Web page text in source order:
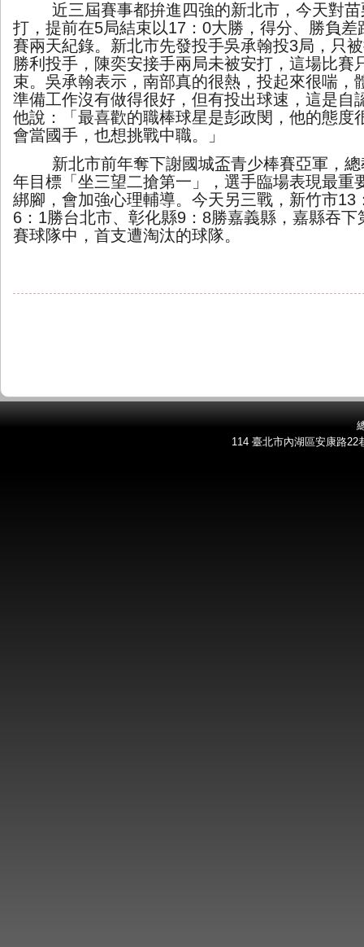
近三屆賽事都拚進四強的新北市，今天對
打，提前在5局結束以17 ： 0大勝，得分、勝負
賽兩天紀錄。新北市先發投手吳承翰投3局，只
勝利投手，陳奕安接手兩局未被安打，這場比賽
束。吳承翰表示，南部真的很熱，投起來很喘，
準備工作沒有做得很好，但有投出球速，這是自
他說：「最喜歡的職棒球星是彭政閔，他的態度
會當國手，也想挑戰中職。」
新北市前年奪下謝國城盃青少棒賽亞軍，
年目標「坐三望二搶第一」，選手臨場表現最重
綁腳，會加強心理輔導。今天另三戰，新竹市13
6 ： 1勝台北市、彰化縣9 ： 8勝嘉義縣，嘉縣吞下
賽球隊中，首支遭淘汰的球隊。
114 臺北市內湖區安康路22